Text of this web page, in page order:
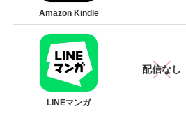
Amazon Kindle
LINEマンガ
配信なし